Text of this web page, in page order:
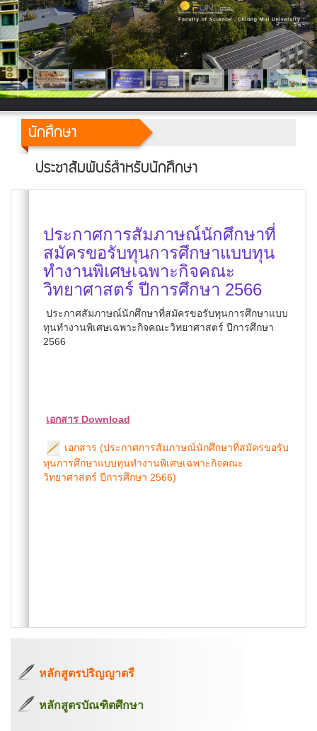
นักศึกษา
ประชาสัมพันธ์สำหรับนักศึกษา
ประกาศการสัมภาษณ์นักศึกษาที่
สมัครขอรับทุนการศึกษาแบบทุน
ทำงานพิเศษเฉพาะกิจคณะ
วิทยาศาสตร์ ปีการศึกษา 2566
ประกาศสัมภาษณ์นักศึกษาที่สมัครขอรับทุนการศึกษาแบบ
ทุนทำงานพิเศษเฉพาะกิจคณะวิทยาศาสตร์ ปีการศึกษา
2566
เอกสาร Download
เอกสาร (ประกาศการสัมภาษณ์นักศึกษาที่สมัครขอรับ
ทุนการศึกษาแบบทุนทำงานพิเศษเฉพาะกิจคณะ
วิทยาศาสตร์ ปีการศึกษา 2566)
หลักสูตรปริญญาตรี
หลักสูตรบัณฑิตศึกษา